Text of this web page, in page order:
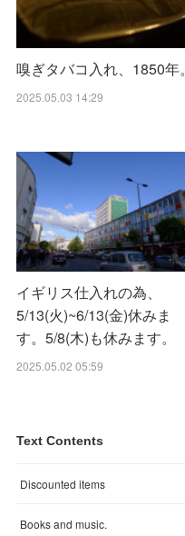
嗅ぎタバコ入れ、1850年。
2025.05.03 14:29
イギリス仕入れの為、
5/13(火)~6/13(金)休みま
す。5/8(木)も休みます。
2025.05.02 05:59
Text Contents
Discounted items
Books and music.